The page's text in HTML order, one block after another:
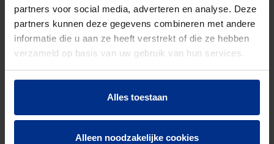
partners voor social media, adverteren en analyse. Deze
partners kunnen deze gegevens combineren met andere
informatie die u aan ze heeft verstrekt of die ze hebben
verzameld op basis van uw gebruik van hun services.
Alles toestaan
Alleen noodzakelijke cookies
De inzet van digitale inzichten levert meer op dan
alleen een efficiëntere productie. Het draagt direct bij
aan kwaliteit, betrouwbaarheid en duurzaamheid. We
verminderen verspilling, herkennen afwijkingen sneller
en maken productieprocessen stabieler. Het resultaat:
en een hogere leverbetrouwbaarheid, zodat we
blijvend voldoen aan de verwachtingen van onze